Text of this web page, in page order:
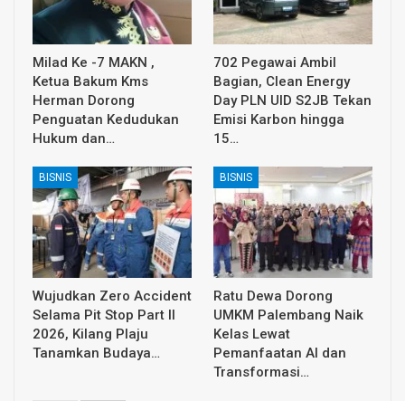
Milad Ke -7 MAKN ,
Ketua Bakum Kms
Herman Dorong
Penguatan Kedudukan
Hukum dan…
702 Pegawai Ambil
Bagian, Clean Energy
Day PLN UID S2JB Tekan
Emisi Karbon hingga
15…
BISNIS
Wujudkan Zero Accident
Selama Pit Stop Part II
2026, Kilang Plaju
Tanamkan Budaya…
BISNIS
Ratu Dewa Dorong
UMKM Palembang Naik
Kelas Lewat
Pemanfaatan AI dan
Transformasi…